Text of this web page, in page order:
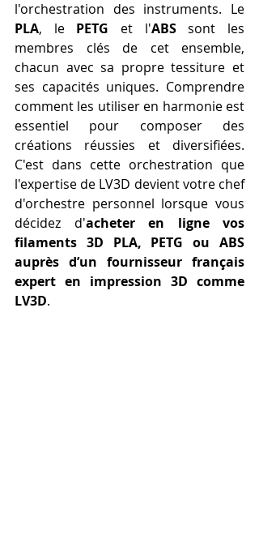
PLA, le PETG et l'ABS sont les
membres clés de cet ensemble,
chacun avec sa propre tessiture et
ses capacités uniques. Comprendre
comment les utiliser en harmonie est
essentiel pour composer des
créations réussies et diversifiées.
C'est dans cette orchestration que
l'expertise de LV3D devient votre chef
d'orchestre personnel lorsque vous
décidez d'acheter en ligne vos
filaments 3D PLA, PETG ou ABS
auprès d’un fournisseur français
expert en impression 3D comme
LV3D.